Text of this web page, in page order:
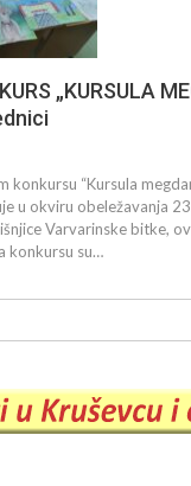
„KURSULA
konkursu “Kursula
u okviru obeležavanja
Varvarinske bitke,
konkursu su…